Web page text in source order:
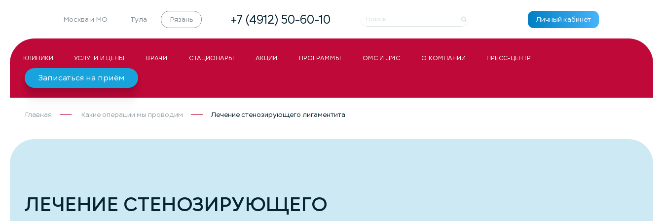
Москва и МО Тула Рязань +7 (4912) 50-60-10 Личный кабинет
КЛИНИКИ УСЛУГИ И ЦЕНЫ ВРАЧИ СТАЦИОНАРЫ АКЦИИ ПРОГРАММЫ ОМС И ДМС О КОМПАНИИ ПРЕСС-ЦЕНТР
Записаться на приём
Главная Какие операции мы проводим Лечение стенозирующего лигаментита
ЛЕЧЕНИЕ СТЕНОЗИРУЮЩЕГО